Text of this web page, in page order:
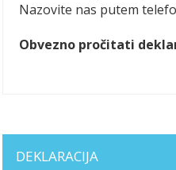
Nazovite nas putem
Obvezno pročitati
DEKLARACIJA